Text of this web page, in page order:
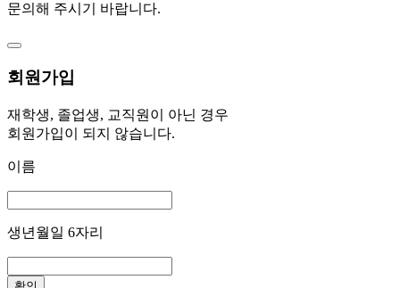
문의해 주시기 바랍니다.
회원가입
재학생, 졸업생, 교직원이 아닌 경우
회원가입이 되지 않습니다.
이름
생년월일 6자리